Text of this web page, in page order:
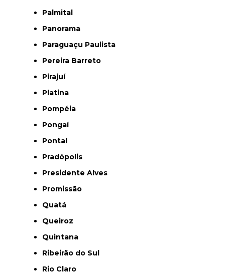
Palmital
Panorama
Paraguaçu Paulista
Pereira Barreto
Pirajuí
Platina
Pompéia
Pongaí
Pontal
Pradópolis
Presidente Alves
Promissão
Quatá
Queiroz
Quintana
Ribeirão do Sul
Rio Claro